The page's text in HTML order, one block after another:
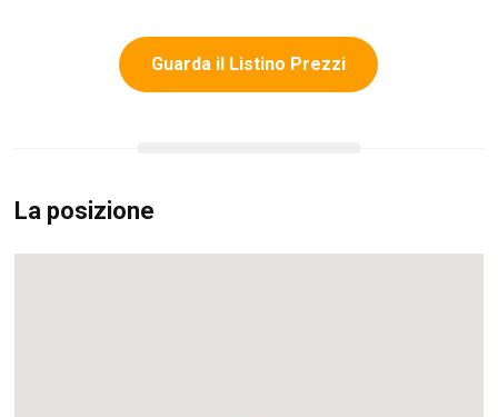
Guarda il Listino Prezzi
La posizione